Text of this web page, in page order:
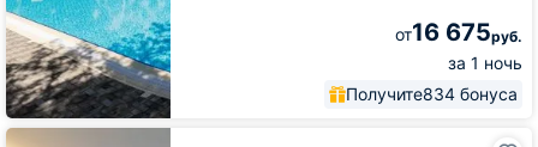
от16 675руб.
за 1 ночь
Получите834 бонуса
Отель